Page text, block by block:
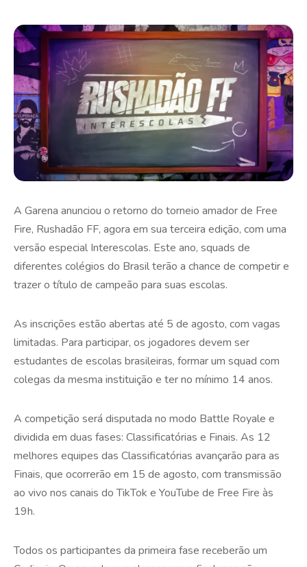
A Garena anunciou o retorno do torneio amador de Free
Fire, Rushadão FF, agora em sua terceira edição, com uma
versão especial Interescolas. Este ano, squads de
diferentes colégios do Brasil terão a chance de competir e
trazer o título de campeão para suas escolas.
As inscrições estão abertas até 5 de agosto, com vagas
limitadas. Para participar, os jogadores devem ser
estudantes de escolas brasileiras, formar um squad com
colegas da mesma instituição e ter no mínimo 14 anos.
A competição será disputada no modo Battle Royale e
dividida em duas fases: Classificatórias e Finais. As 12
melhores equipes das Classificatórias avançarão para as
Finais, que ocorrerão em 15 de agosto, com transmissão
ao vivo nos canais do TikTok e YouTube de Free Fire às
19h.
Todos os participantes da primeira fase receberão um